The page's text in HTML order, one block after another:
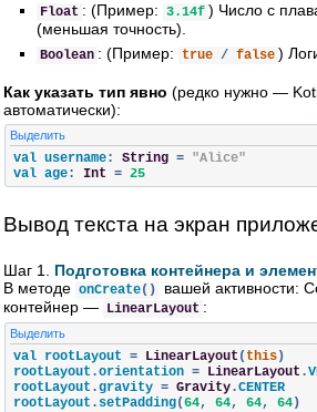
Float : (Пример: 3.14f ) Число с
(меньшая точность).
Boolean : (Пример: true / false )
Как указать тип явно (редко нужно —
автоматически):
Выделить
val username: String = "Alice"
val age: Int = 25
Вывод текста на экран
Шаг 1. Подготовка контейнера и
В методе onCreate()
вашей активности:
контейнер — LinearLayout :
Выделить
val rootLayout = LinearLayout ( this)
rootLayout .orientation = LinearLayout .
rootLayout .gravity = Gravity.CENTER
rootLayout .setPadding(64, 64, 64, 64)